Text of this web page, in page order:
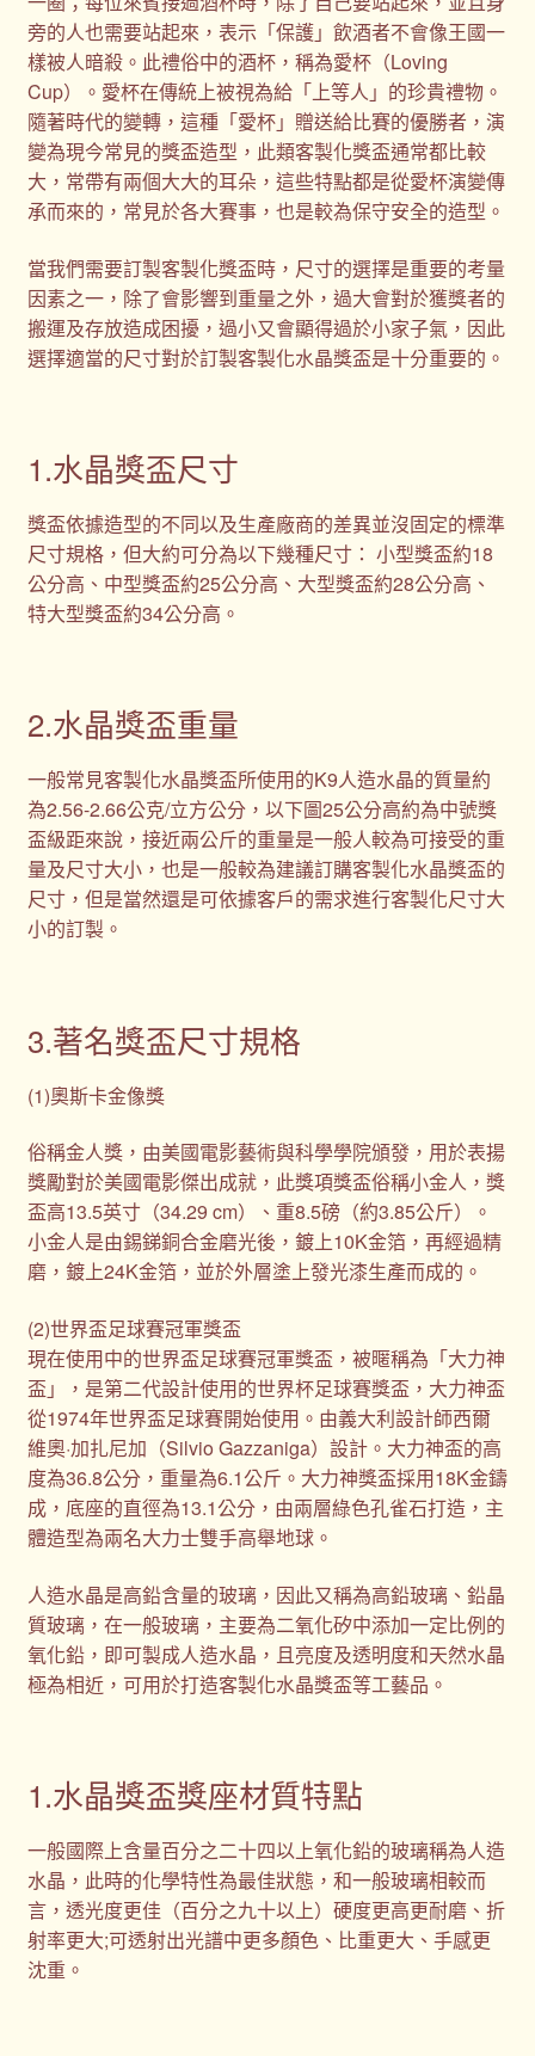
旁的人也需要站起來，表示「保護」飲酒者不會像王國一
樣被人暗殺。此禮俗中的酒杯，稱為愛杯（Loving
Cup）。愛杯在傳統上被視為給「上等人」的珍貴禮物。
隨著時代的變轉，這種「愛杯」贈送給比賽的優勝者，演
變為現今常見的獎盃造型，此類客製化獎盃通常都比較
大，常帶有兩個大大的耳朵，這些特點都是從愛杯演變傳
承而來的，常見於各大賽事，也是較為保守安全的造型。
當我們需要訂製客製化獎盃時，尺寸的選擇是重要的考量
因素之一，除了會影響到重量之外，過大會對於獲獎者的
搬運及存放造成困擾，過小又會顯得過於小家子氣，因此
選擇適當的尺寸對於訂製客製化水晶獎盃是十分重要的。
1.水晶獎盃尺寸
獎盃依據造型的不同以及生產廠商的差異並沒固定的標準
尺寸規格，但大約可分為以下幾種尺寸： 小型獎盃約18
公分高、中型獎盃約25公分高、大型獎盃約28公分高、
特大型獎盃約34公分高。
2.水晶獎盃重量
一般常見客製化水晶獎盃所使用的K9人造水晶的質量約
為2.56-2.66公克/立方公分，以下圖25公分高約為中號獎
盃級距來說，接近兩公斤的重量是一般人較為可接受的重
量及尺寸大小，也是一般較為建議訂購客製化水晶獎盃的
尺寸，但是當然還是可依據客戶的需求進行客製化尺寸大
小的訂製。
3.著名獎盃尺寸規格
(1)奧斯卡金像獎
俗稱金人獎，由美國電影藝術與科學學院頒發，用於表揚
獎勵對於美國電影傑出成就，此獎項獎盃俗稱小金人，獎
盃高13.5英寸（34.29 cm）、重8.5磅（約3.85公斤）。
小金人是由錫銻銅合金磨光後，鍍上10K金箔，再經過精
磨，鍍上24K金箔，並於外層塗上發光漆生產而成的。
(2)世界盃足球賽冠軍獎盃
現在使用中的世界盃足球賽冠軍獎盃，被暱稱為「大力神
盃」，是第二代設計使用的世界杯足球賽獎盃，大力神盃
從1974年世界盃足球賽開始使用。由義大利設計師西爾
維奧·加扎尼加（Silvio Gazzaniga）設計。大力神盃的高
度為36.8公分，重量為6.1公斤。大力神獎盃採用18K金鑄
成，底座的直徑為13.1公分，由兩層綠色孔雀石打造，主
體造型為兩名大力士雙手高舉地球。
人造水晶是高鉛含量的玻璃，因此又稱為高鉛玻璃、鉛晶
質玻璃，在一般玻璃，主要為二氧化矽中添加一定比例的
氧化鉛，即可製成人造水晶，且亮度及透明度和天然水晶
極為相近，可用於打造客製化水晶獎盃等工藝品。
1.水晶獎盃獎座材質特點
一般國際上含量百分之二十四以上氧化鉛的玻璃稱為人造
水晶，此時的化學特性為最佳狀態，和一般玻璃相較而
言，透光度更佳（百分之九十以上）硬度更高更耐磨、折
射率更大;可透射出光譜中更多顏色、比重更大、手感更
沈重。